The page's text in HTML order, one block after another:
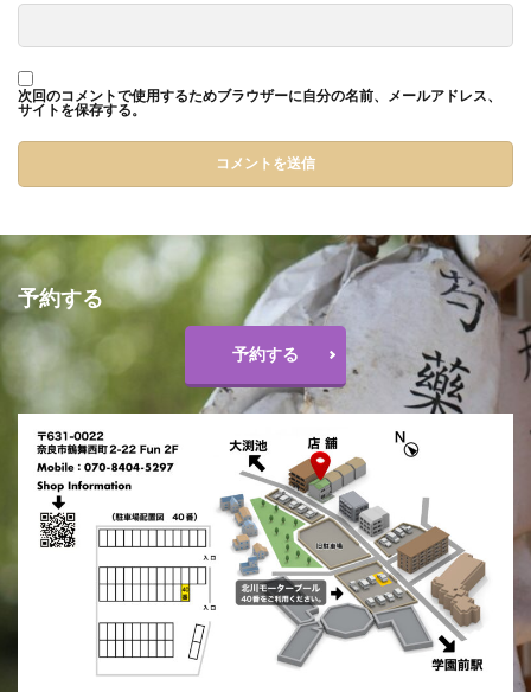
次回のコメントで使用するためブラウザーに自分の名前、メールアドレス、
サイトを保存する。
予約する
予約する